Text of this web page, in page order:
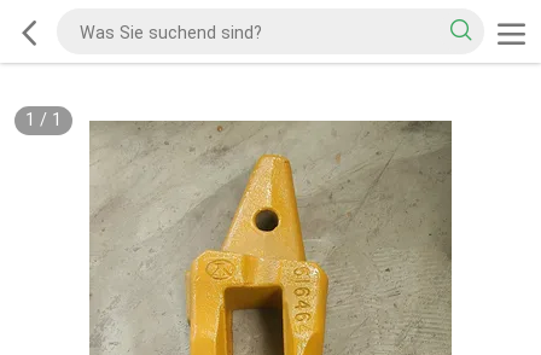
1 / 1